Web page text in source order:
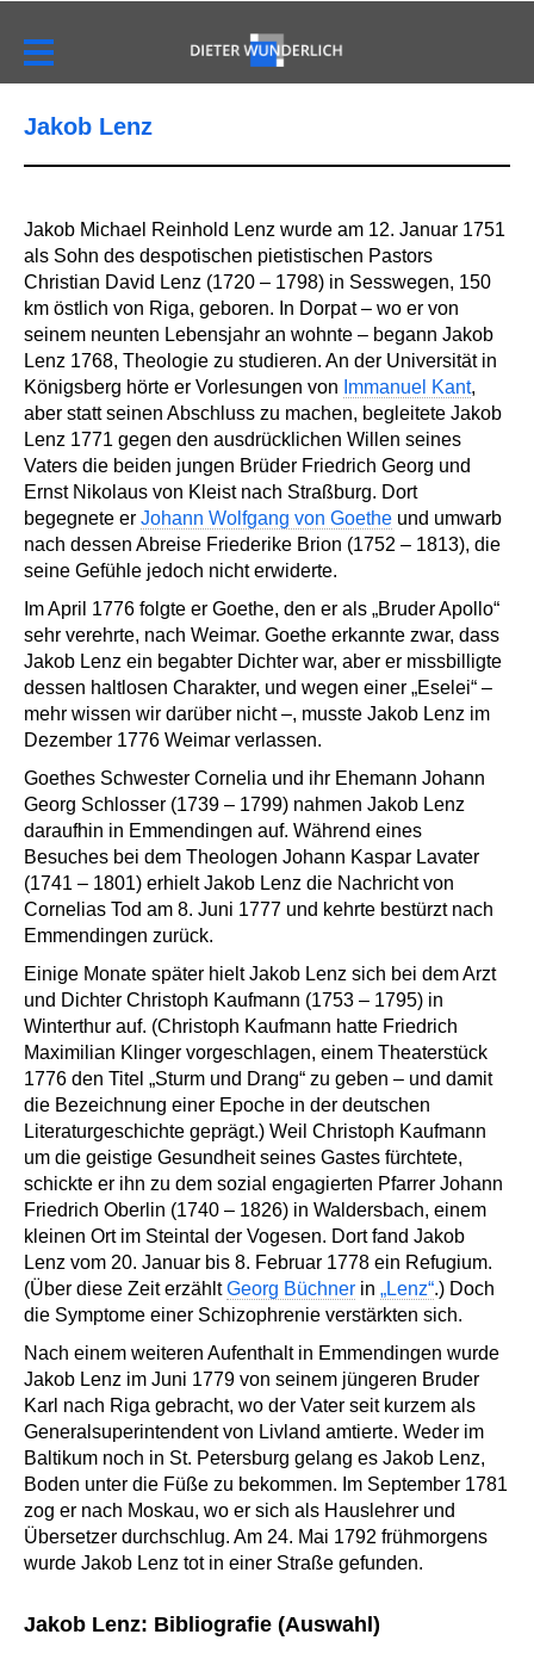
Jakob Lenz
Jakob Michael Reinhold Lenz wurde am 12. Januar 1751
als Sohn des despotischen pietistischen Pastors
Christian David Lenz (1720 – 1798) in Sesswegen, 150
km östlich von Riga, geboren. In Dorpat – wo er von
seinem neunten Lebensjahr an wohnte – begann Jakob
Lenz 1768, Theologie zu studieren. An der Universität in
Königsberg hörte er Vorlesungen von Immanuel Kant,
aber statt seinen Abschluss zu machen, begleitete Jakob
Lenz 1771 gegen den ausdrücklichen Willen seines
Vaters die beiden jungen Brüder Friedrich Georg und
Ernst Nikolaus von Kleist nach Straßburg. Dort
begegnete er Johann Wolfgang von Goethe und umwarb
nach dessen Abreise Friederike Brion (1752 – 1813), die
seine Gefühle jedoch nicht erwiderte.
Im April 1776 folgte er Goethe, den er als „Bruder Apollo“
sehr verehrte, nach Weimar. Goethe erkannte zwar, dass
Jakob Lenz ein begabter Dichter war, aber er missbilligte
dessen haltlosen Charakter, und wegen einer „Eselei“ –
mehr wissen wir darüber nicht –, musste Jakob Lenz im
Dezember 1776 Weimar verlassen.
Goethes Schwester Cornelia und ihr Ehemann Johann
Georg Schlosser (1739 – 1799) nahmen Jakob Lenz
daraufhin in Emmendingen auf. Während eines
Besuches bei dem Theologen Johann Kaspar Lavater
(1741 – 1801) erhielt Jakob Lenz die Nachricht von
Cornelias Tod am 8. Juni 1777 und kehrte bestürzt nach
Emmendingen zurück.
Einige Monate später hielt Jakob Lenz sich bei dem Arzt
und Dichter Christoph Kaufmann (1753 – 1795) in
Winterthur auf. (Christoph Kaufmann hatte Friedrich
Maximilian Klinger vorgeschlagen, einem Theaterstück
1776 den Titel „Sturm und Drang“ zu geben – und damit
die Bezeichnung einer Epoche in der deutschen
Literaturgeschichte geprägt.) Weil Christoph Kaufmann
um die geistige Gesundheit seines Gastes fürchtete,
schickte er ihn zu dem sozial engagierten Pfarrer Johann
Friedrich Oberlin (1740 – 1826) in Waldersbach, einem
kleinen Ort im Steintal der Vogesen. Dort fand Jakob
Lenz vom 20. Januar bis 8. Februar 1778 ein Refugium.
(Über diese Zeit erzähltGeorg Büchner in „Lenz“.) Doch
die Symptome einer Schizophrenie verstärkten sich.
Nach einem weiteren Aufenthalt in Emmendingen wurde
Jakob Lenz im Juni 1779 von seinem jüngeren Bruder
Karl nach Riga gebracht, wo der Vater seit kurzem als
Generalsuperintendent von Livland amtierte. Weder im
Baltikum noch in St. Petersburg gelang es Jakob Lenz,
Boden unter die Füße zu bekommen. Im September 1781
zog er nach Moskau, wo er sich als Hauslehrer und
Übersetzer durchschlug. Am 24. Mai 1792 frühmorgens
wurde Jakob Lenz tot in einer Straße gefunden.
Jakob Lenz: Bibliografie (Auswahl)